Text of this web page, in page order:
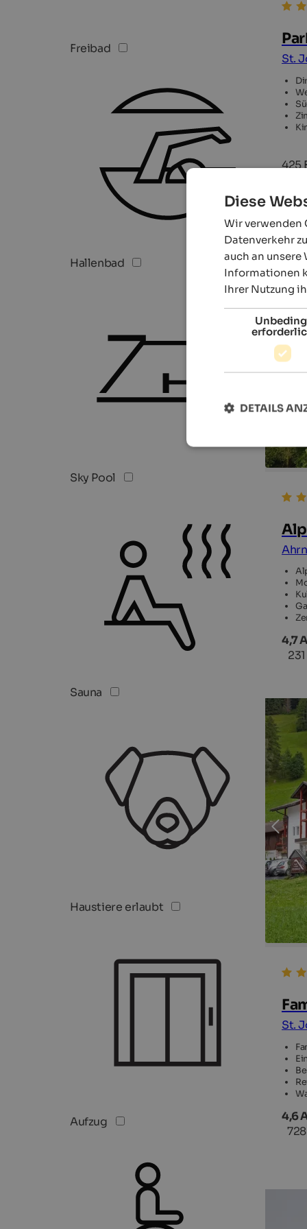
Freibad
Hallenbad
Sky Pool
Sauna
Haustiere erlaubt
Aufzug
St.
425
4,7
St.
4,6
Diese
Wir verwenden
Datenverkehr
auch an
Informationen
Ihrer Nutzung
DETAILS